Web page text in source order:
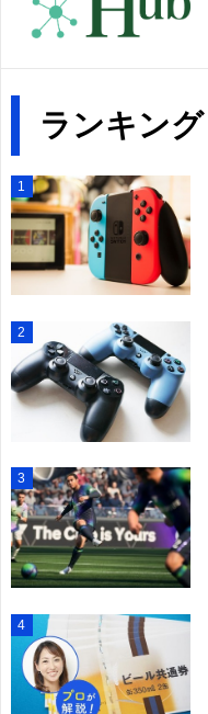
ランキング
1
2
3
4